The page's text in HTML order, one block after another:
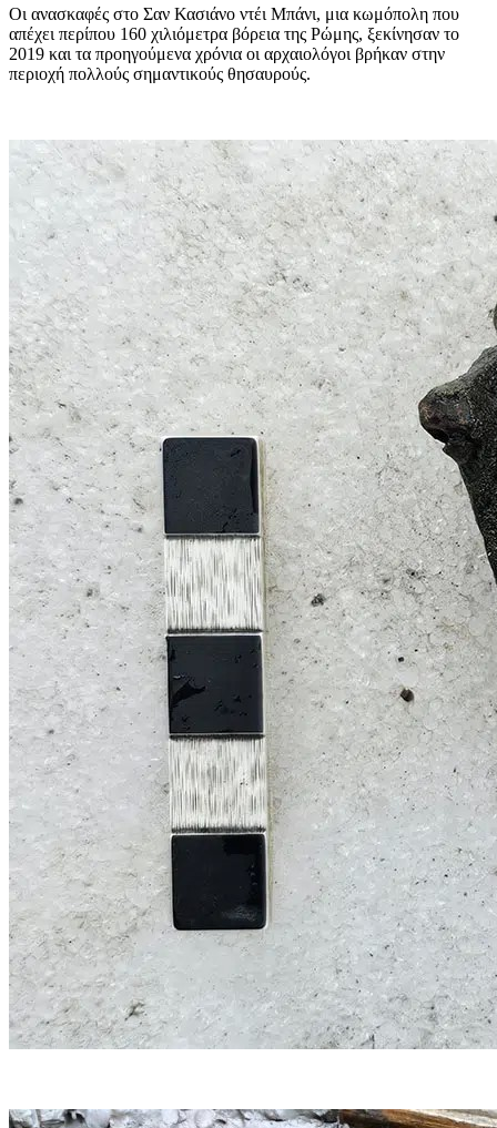
Οι ανασκαφές στο Σαν Κασιάνο ντέι Μπάνι, μια κωμόπολη που
απέχει περίπου 160 χιλιόμετρα βόρεια της Ρώμης, ξεκίνησαν το
2019 και τα προηγούμενα χρόνια οι αρχαιολόγοι βρήκαν στην
περιοχή πολλούς σημαντικούς θησαυρούς.